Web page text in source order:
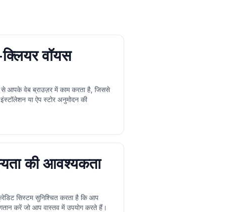
वॉयस
आपके वेब ब्राउज़र में काम करता है, जिससे
या ऐप स्टोर अनुमोदन की
की आवश्यकता
सिस्टम सुनिश्चित करता है कि आप
करें जो आप वास्तव में उपयोग करते हैं।